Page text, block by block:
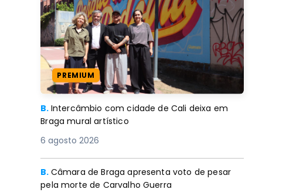
PREMIUM
B. Intercâmbio com cidade de Cali deixa em
Braga mural artístico
6 agosto 2026
B. Câmara de Braga apresenta voto de pesar
pela morte de Carvalho Guerra